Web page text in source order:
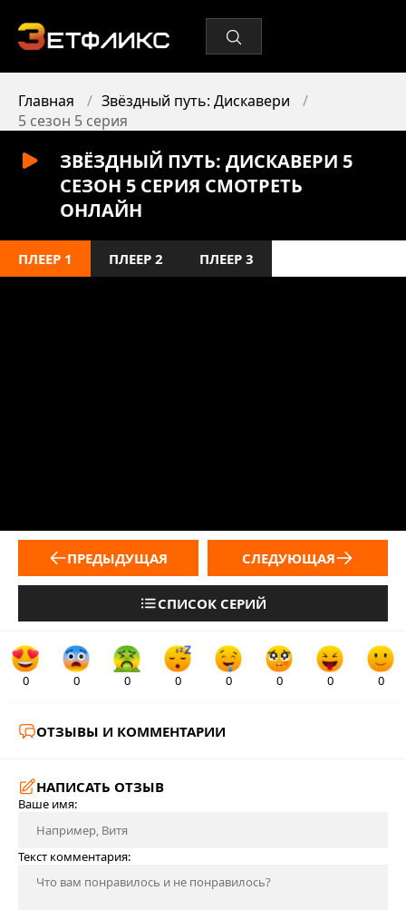
Главная
Звёздный путь: Дискавери
5 сезон 5 серия
ЗВЁЗДНЫЙ ПУТЬ: ДИСКАВЕРИ 5
СЕЗОН 5 СЕРИЯ СМОТРЕТЬ
ОНЛАЙН
ПЛЕЕР 1 ПЛЕЕР 2 ПЛЕЕР 3
ПРЕДЫДУЩАЯ
СПИСОК СЕРИЙ
СЛЕДУЮЩАЯ
0 0 0 0 0 0 0 0
ОТЗЫВЫ И КОММЕНТАРИИ
НАПИСАТЬ ОТЗЫВ
Ваше имя:
Текст комментария: